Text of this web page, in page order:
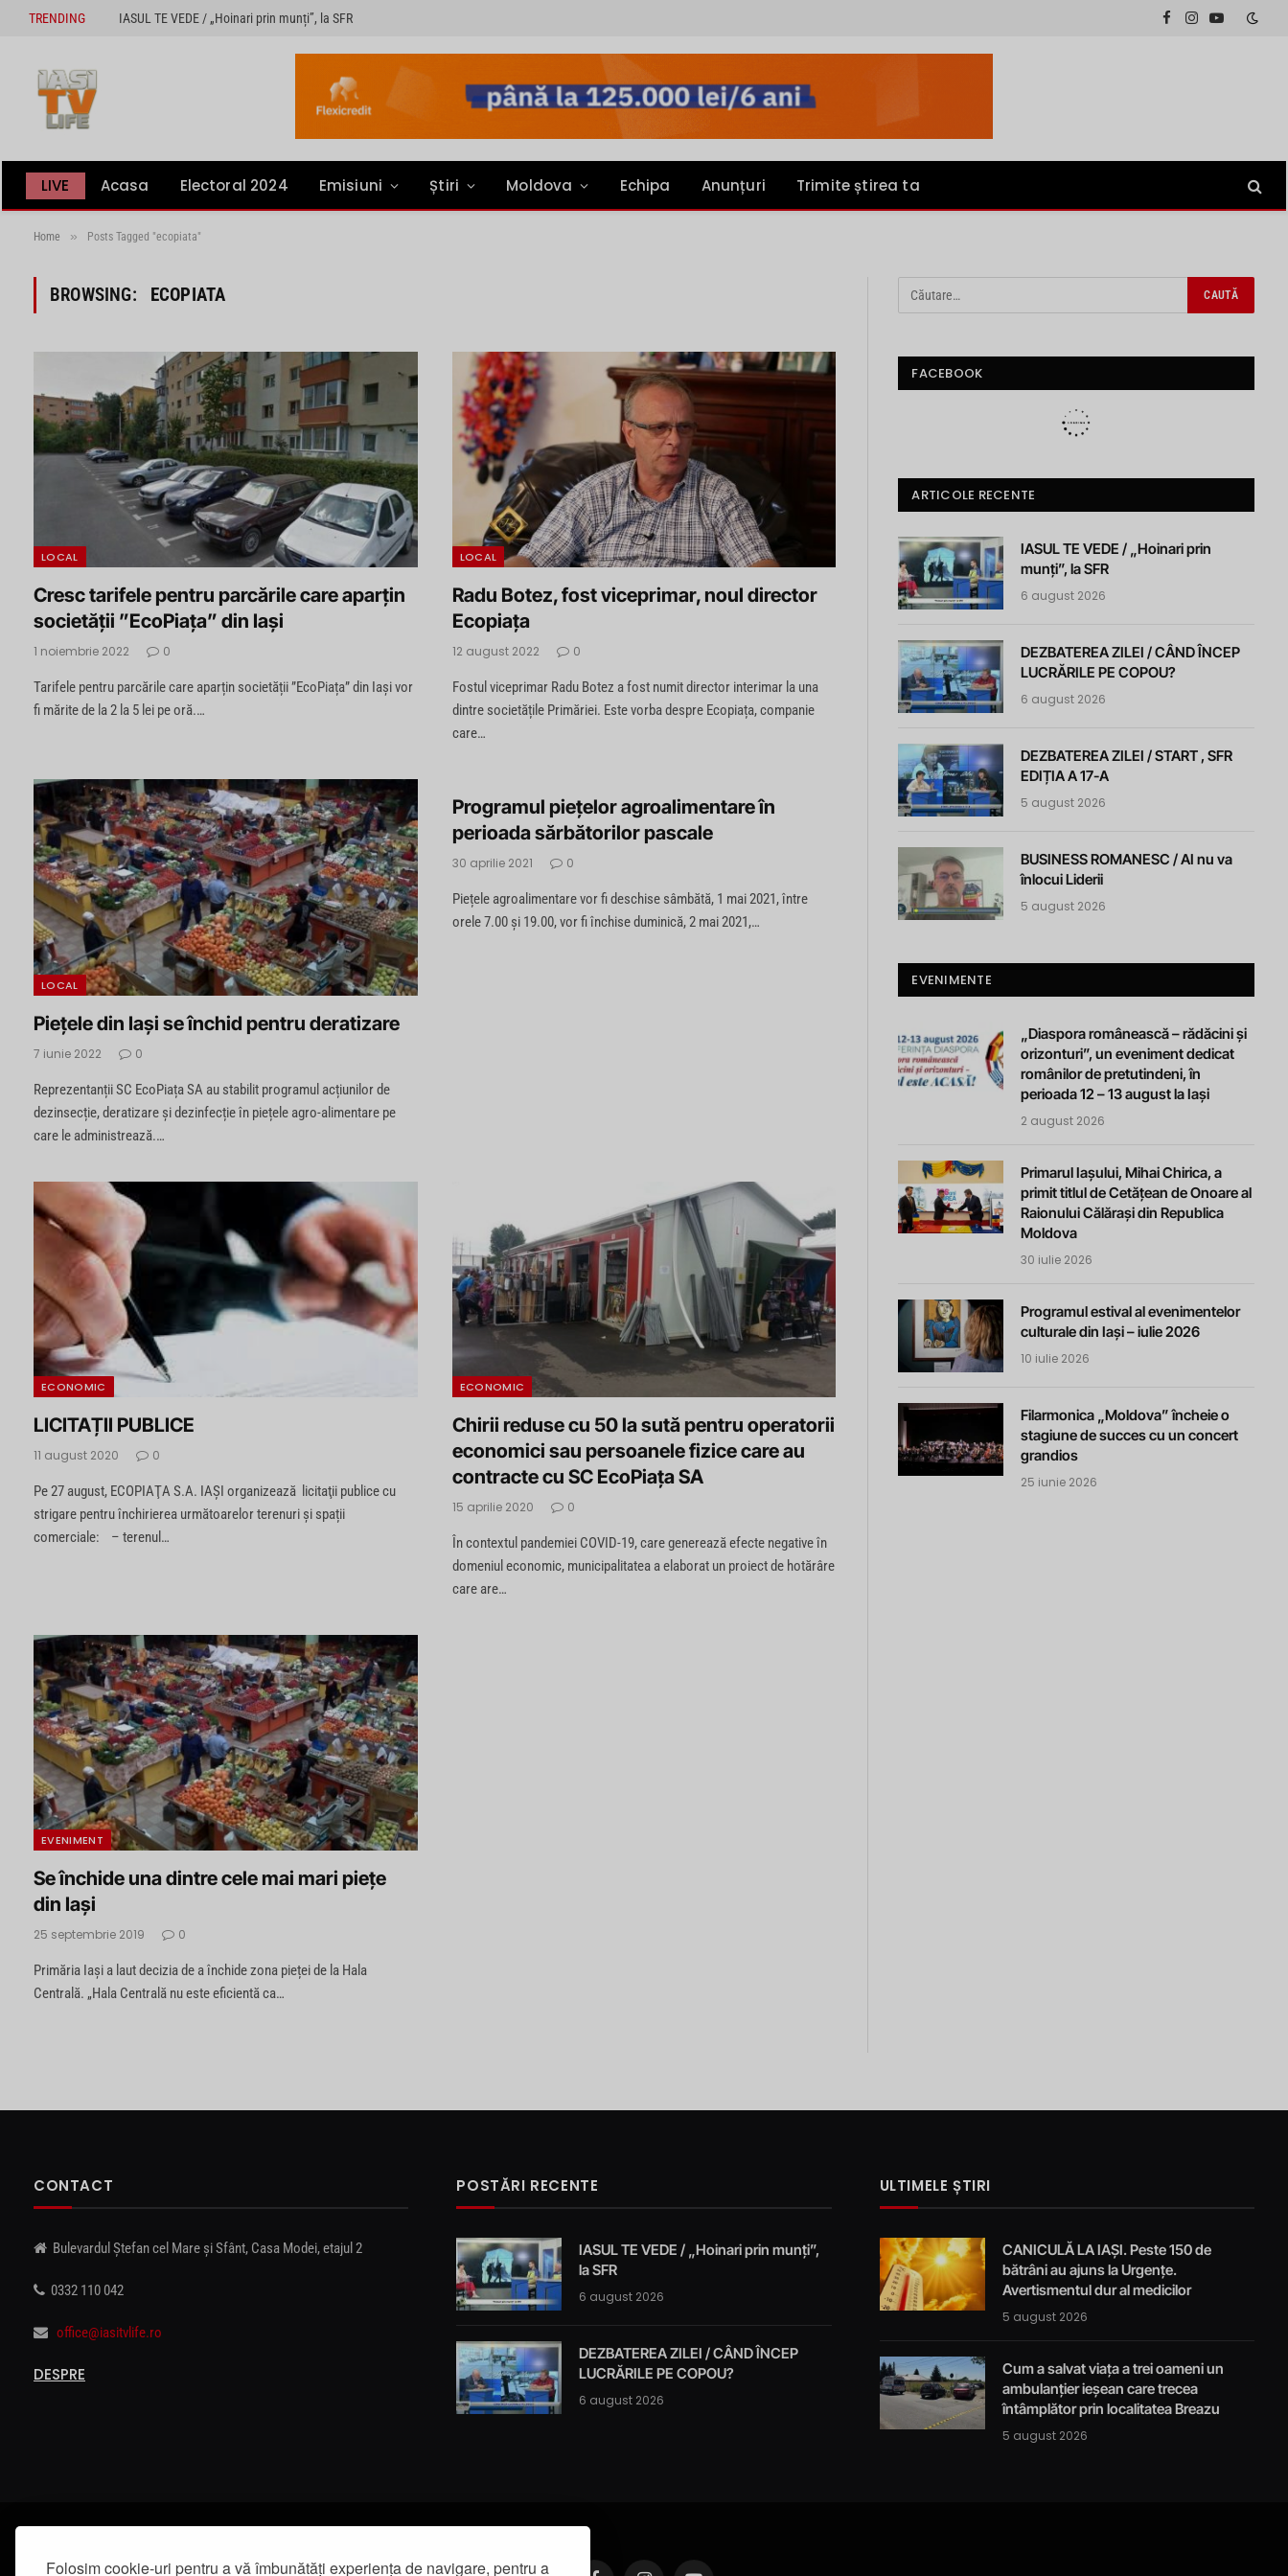
Folosim cookie-uri pentru a vă îmbunătăți experiența de navigare, pentru a
TRENDING IASUL TE VEDE / „Hoinari prin munți”, la SFR
Facebook
InstagramYouTube
LIVE Acasa Electoral 2024 Emisiuni Știri Moldova Echipa Anunțuri Trimite știrea ta
Home » Posts Tagged "ecopiata"
BROWSING: ECOPIATA
LOCAL
Cresc tarifele pentru parcările care aparțin
societății ”EcoPiața” din Iași
1 noiembrie 2022 0
Tarifele pentru parcările care aparțin societății ”EcoPiața” din Iași vor
fi mărite de la 2 la 5 lei pe oră.…
LOCAL
Radu Botez, fost viceprimar, noul director
Ecopiața
12 august 2022 0
Fostul viceprimar Radu Botez a fost numit director interimar la una
dintre societățile Primăriei. Este vorba despre Ecopiața, companie
care…
LOCAL
Piețele din Iași se închid pentru deratizare
7 iunie 2022 0
Reprezentanții SC EcoPiața SA au stabilit programul acțiunilor de
dezinsecție, deratizare și dezinfecție în piețele agro-alimentare pe
care le administrează.…
Programul pieţelor agroalimentare în
perioada sărbătorilor pascale
30 aprilie 2021 0
Piețele agroalimentare vor fi deschise sâmbătă, 1 mai 2021, între
orele 7.00 și 19.00, vor fi închise duminică, 2 mai 2021,…
ECONOMIC
LICITAȚII PUBLICE
11 august 2020 0
Pe 27 august, ECOPIAŢA S.A. IAŞI organizează licitaţii publice cu
strigare pentru închirierea următoarelor terenuri și spații
comerciale: – terenul…
ECONOMIC
Chirii reduse cu 50 la sută pentru operatorii
economici sau persoanele fizice care au
contracte cu SC EcoPiața SA
15 aprilie 2020 0
În contextul pandemiei COVID-19, care generează efecte negative în
domeniul economic, municipalitatea a elaborat un proiect de hotărâre
care are…
EVENIMENT
Se închide una dintre cele mai mari piețe
din Iași
25 septembrie 2019 0
Primăria Iași a laut decizia de a închide zona pieței de la Hala
Centrală. „Hala Centrală nu este eficientă ca…
FACEBOOK
ARTICOLE RECENTE
IASUL TE VEDE / „Hoinari prin
munți”, la SFR
6 august 2026
DEZBATEREA ZILEI / CÂND ÎNCEP
LUCRĂRILE PE COPOU?
6 august 2026
DEZBATEREA ZILEI / START , SFR
EDIȚIA A 17-A
5 august 2026
BUSINESS ROMANESC / AI nu va
înlocui Liderii
5 august 2026
EVENIMENTE
„Diaspora românească – rădăcini și
orizonturi”, un eveniment dedicat
românilor de pretutindeni, în
perioada 12 – 13 august la Iași
2 august 2026
Primarul Iașului, Mihai Chirica, a
primit titlul de Cetățean de Onoare al
Raionului Călărași din Republica
Moldova
30 iulie 2026
Programul estival al evenimentelor
culturale din Iași – iulie 2026
10 iulie 2026
Filarmonica „Moldova” încheie o
stagiune de succes cu un concert
grandios
25 iunie 2026
CONTACT
Bulevardul Ștefan cel Mare și Sfânt, Casa Modei, etajul 2
0332 110 042
office@iasitvlife.ro
DESPRE
POSTĂRI RECENTE
IASUL TE VEDE / „Hoinari prin munți”,
la SFR
6 august 2026
DEZBATEREA ZILEI / CÂND ÎNCEP
LUCRĂRILE PE COPOU?
6 august 2026
ULTIMELE ȘTIRI
CANICULĂ LA IAȘI. Peste 150 de
bătrâni au ajuns la Urgențe.
Avertismentul dur al medicilor
5 august 2026
Cum a salvat viața a trei oameni un
ambulanțier ieșean care trecea
întâmplător prin localitatea Breazu
5 august 2026